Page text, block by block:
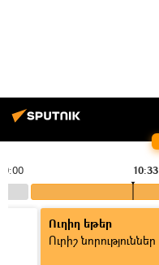
10:00 10:33
Ուղիղ եթեր
Ուրիշ նորություններ